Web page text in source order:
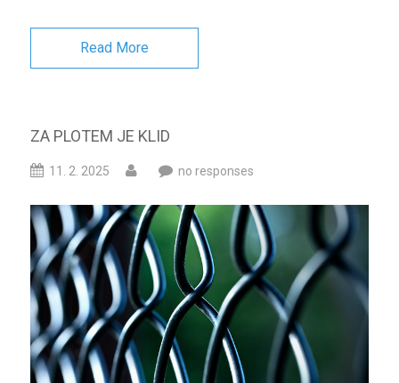
Read More
ZA PLOTEM JE KLID
11. 2. 2025 no responses